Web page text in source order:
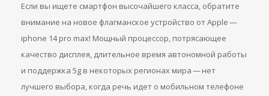
Если вы ищете смартфон высочайшего класса, обратите
внимание на новое флагманское устройство от Apple —
iphone 14 pro max! Мощный процессор, потрясающее
качество дисплея, длительное время автономной работы
и поддержка 5g в некоторых регионах мира — нет
лучшего выбора, когда речь идет о мобильном телефоне